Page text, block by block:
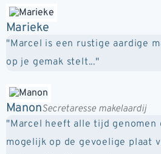
Marieke
"Marcel is een rustige aardige
op je gemak stelt..."
ManonSecretaresse makelaardij
"Marcel heeft alle tijd genomen
mogelijk op de gevoelige plaat